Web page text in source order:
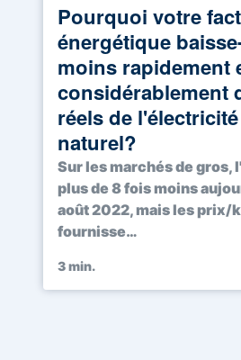
Pourquoi votre
énergétique
moins rapidement
considérablement
réels de
naturel?
Sur les marchés de gros,
plus de 8 fois moins
août 2022, mais les prix/
fournisse…
3min.